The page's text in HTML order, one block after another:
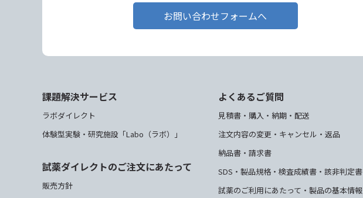
お問い合わせフォームへ
課題解決サービス
ラボダイレクト
体験型実験・研究施設「Labo（ラボ）」
試薬ダイレクトのご注文にあたって
販売方針
よくあるご質問
見積書・購入・納期・配送
注文内容の変更・キャンセル・返品
納品書・請求書
SDS・製品規格・検査成績書・該非判定書
試薬のご利用にあたって・製品の基本情報